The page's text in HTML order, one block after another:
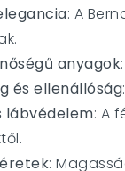
: A
anyagok
és ellenállóság
lábvédelem: A
: